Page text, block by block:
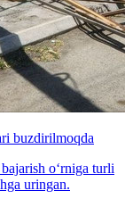
buzdirilmoqda
o‘rniga turli
uringan.